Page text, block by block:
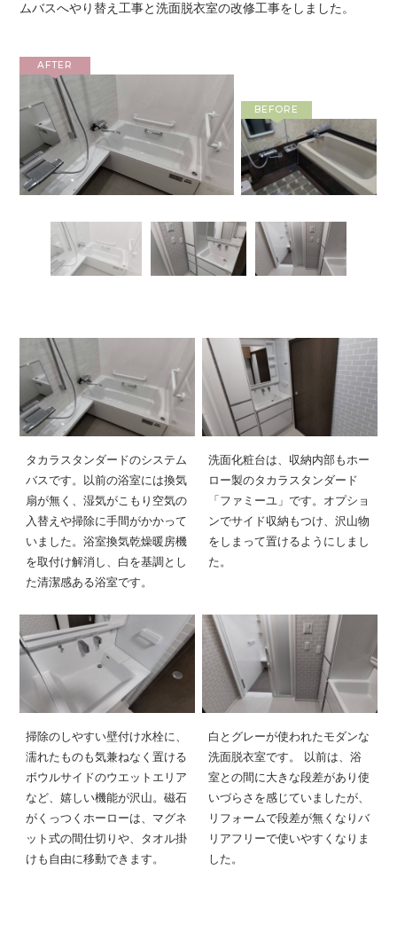
ムバスへやり替え工事と洗面脱衣室の改修工事をしました。
AFTER
BEFORE
タカラスタンダードのシステム
バスです。以前の浴室には換気
扇が無く、湿気がこもり空気の
入替えや掃除に手間がかかって
いました。浴室換気乾燥暖房機
を取付け解消し、白を基調とし
た清潔感ある浴室です。
洗面化粧台は、収納内部もホー
ロー製のタカラスタンダード
「ファミーユ」です。オプショ
ンでサイド収納もつけ、沢山物
をしまって置けるようにしまし
た。
掃除のしやすい壁付け水栓に、
濡れたものも気兼ねなく置ける
ボウルサイドのウエットエリア
など、嬉しい機能が沢山。磁石
がくっつくホーローは、マグネ
ット式の間仕切りや、タオル掛
けも自由に移動できます。
白とグレーが使われたモダンな
洗面脱衣室です。 以前は、浴
室との間に大きな段差があり使
いづらさを感じていましたが、
リフォームで段差が無くなりバ
リアフリーで使いやすくなりま
した。